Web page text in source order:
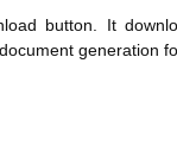
button. It
generation